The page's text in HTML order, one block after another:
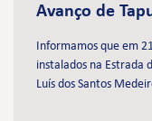
Avanço de
Informamos que em
instalados na Estrada
Luís dos Santos